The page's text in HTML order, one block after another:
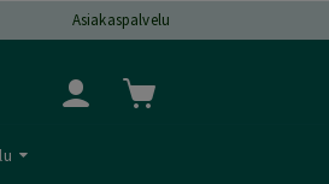
Asiakaspalvelu